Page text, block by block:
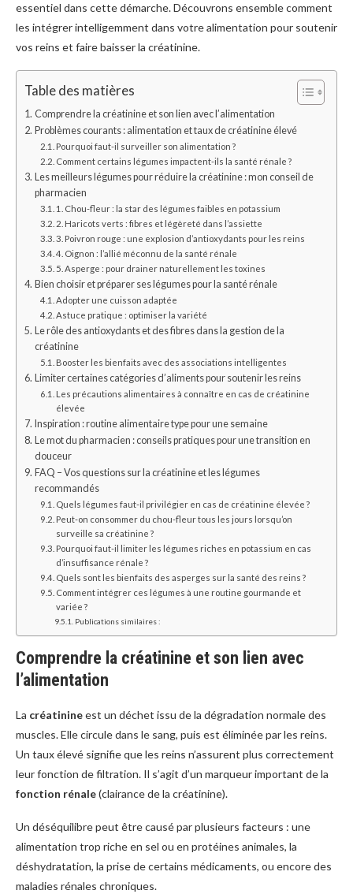
essentiel dans cette démarche. Découvrons ensemble comment
les intégrer intelligemment dans votre alimentation pour soutenir
vos reins et faire baisser la créatinine.
Table des matières
Comprendre la créatinine et son lien avec l’alimentation
Problèmes courants : alimentation et taux de créatinine élevé
Pourquoi faut-il surveiller son alimentation ?
Comment certains légumes impactent-ils la santé rénale ?
Les meilleurs légumes pour réduire la créatinine : mon conseil de
pharmacien
1. Chou-fleur : la star des légumes faibles en potassium
2. Haricots verts : fibres et légèreté dans l’assiette
3. Poivron rouge : une explosion d’antioxydants pour les reins
4. Oignon : l’allié méconnu de la santé rénale
5. Asperge : pour drainer naturellement les toxines
Bien choisir et préparer ses légumes pour la santé rénale
Adopter une cuisson adaptée
Astuce pratique : optimiser la variété
Le rôle des antioxydants et des fibres dans la gestion de la
créatinine
Booster les bienfaits avec des associations intelligentes
Limiter certaines catégories d’aliments pour soutenir les reins
Les précautions alimentaires à connaître en cas de créatinine
élevée
Inspiration : routine alimentaire type pour une semaine
Le mot du pharmacien : conseils pratiques pour une transition en
douceur
FAQ – Vos questions sur la créatinine et les légumes
recommandés
Quels légumes faut-il privilégier en cas de créatinine élevée ?
Peut-on consommer du chou-fleur tous les jours lorsqu’on
surveille sa créatinine ?
Pourquoi faut-il limiter les légumes riches en potassium en cas
d’insuffisance rénale ?
Quels sont les bienfaits des asperges sur la santé des reins ?
Comment intégrer ces légumes à une routine gourmande et
variée ?
Publications similaires :
Comprendre la créatinine et son lien avec
l’alimentation
La créatinineest un déchet issu de la dégradation normale des
muscles. Elle circule dans le sang, puis est éliminée par les reins.
Un taux élevé signifie que les reins n’assurent plus correctement
leur fonction de filtration. Il s’agit d’un marqueur important de la
fonction rénale(clairance de la créatinine).
Un déséquilibre peut être causé par plusieurs facteurs : une
alimentation trop riche en sel ou en protéines animales, la
déshydratation, la prise de certains médicaments, ou encore des
maladies rénales chroniques.